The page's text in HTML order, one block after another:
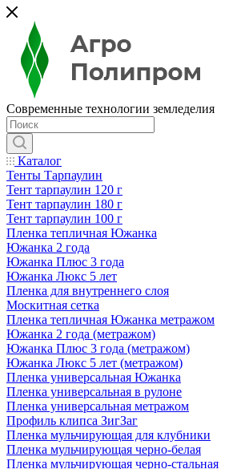
Современные технологии земледелия
Каталог
Тенты Тарпаулин
Тент тарпаулин 120 г
Тент тарпаулин 180 г
Тент тарпаулин 100 г
Пленка тепличная Южанка
Южанка 2 года
Южанка Плюс 3 года
Южанка Люкс 5 лет
Пленка для внутреннего слоя
Москитная сетка
Пленка тепличная Южанка метражом
Южанка 2 года (метражом)
Южанка Плюс 3 года (метражом)
Южанка Люкс 5 лет (метражом)
Пленка универсальная Южанка
Пленка универсальная в рулоне
Пленка универсальная метражом
Профиль клипса ЗигЗаг
Пленка мульчирующая для клубники
Пленка мульчирующая черно-белая
Пленка мульчирующая черно-стальная